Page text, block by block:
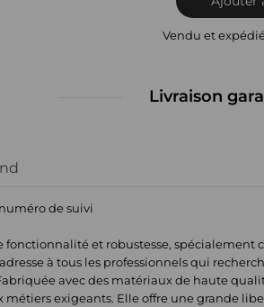
Vendu et
Livraison
de suivi
et robustesse, spécialement
à tous les professionnels qui
avec des matériaux de haute
exigeants. Elle offre une grande